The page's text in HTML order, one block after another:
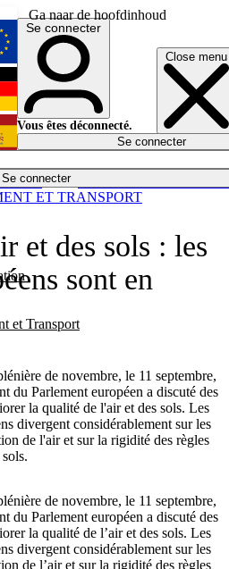
Ga naar de hoofdinhoud
Close menu
Se connecter
et Transport
English
Deutsch
Español
Se connecter
Vous êtes déconnecté.
Se connecter
et des sols : les
sont en
de novembre, le 11 septembre,
du Parlement européen a discuté des
la qualité de l'air et des sols. Les
divergent considérablement sur les
de l'air et sur la rigidité des règles
ET TRANSPORT
de novembre, le 11 septembre,
du Parlement européen a discuté des
la qualité de l’air et des sols. Les
divergent considérablement sur les
de l’air et sur la rigidité des règles